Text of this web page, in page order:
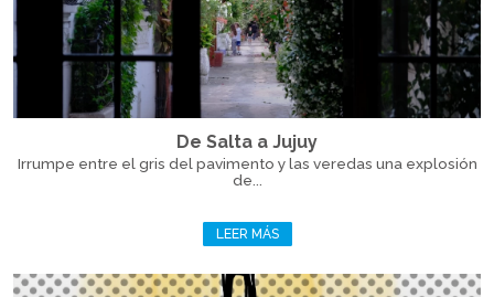
De Salta a Jujuy
Irrumpe entre el gris del pavimento y las veredas una explosión
de...
LEER MÁS